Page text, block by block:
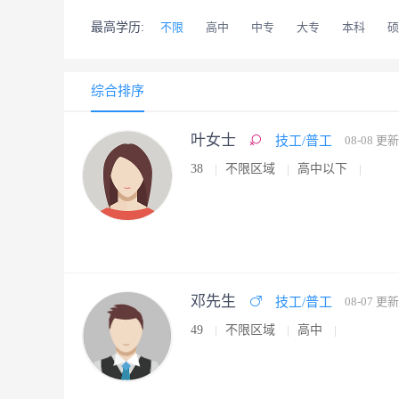
最高学历: 不限 高中 中专 大专 本科
综合排序
叶女士 技工/普工 08-08 更新
38 不限区域 高中以下
邓先生 技工/普工 08-07 更新
49 不限区域 高中